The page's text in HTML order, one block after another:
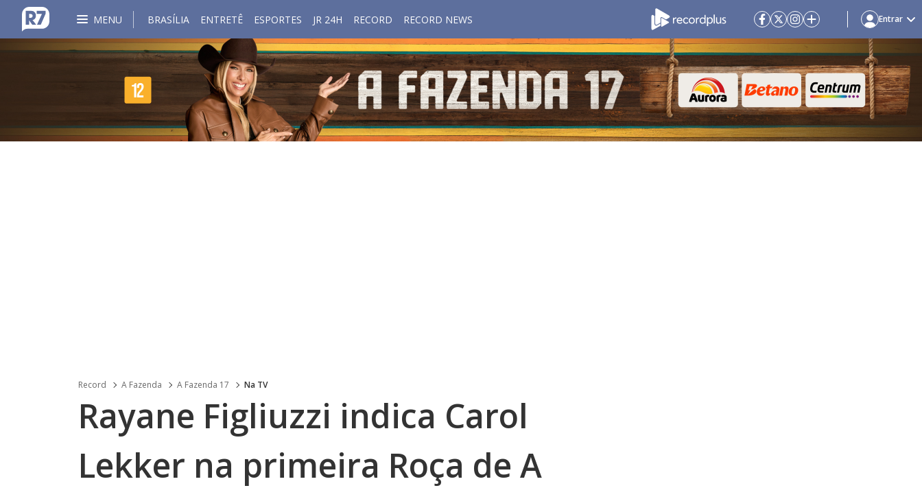
MENU BRASÍLIA ENTRETÊ ESPORTES JR 24H RECORD RECORD NEWS Entrar
Record A Fazenda A Fazenda 17 Na TV
Rayane Figliuzzi indica Carol
Lekker na primeira Roça de A